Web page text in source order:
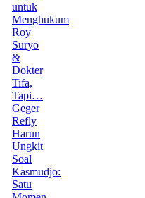
untuk
Menghukum
Roy
Suryo
&
Dokter
Tifa,
Tapi…
Geger
Refly
Harun
Ungkit
Soal
Kasmudjo:
Satu